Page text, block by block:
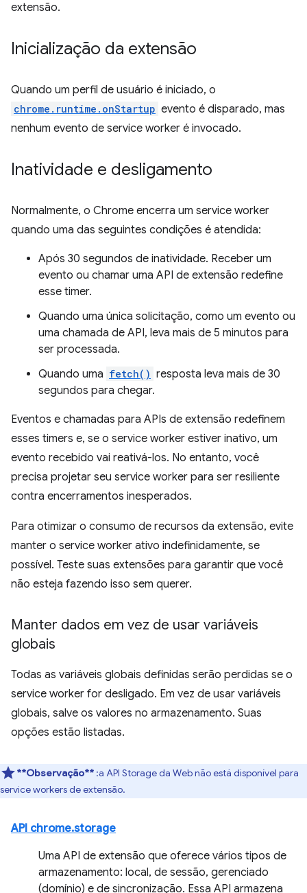
extensão.
Inicialização da extensão
Quando um perfil de usuário é iniciado, o
chrome.runtime.onStartup evento é disparado, mas
nenhum evento de service worker é invocado.
Inatividade e desligamento
Normalmente, o Chrome encerra um service worker
quando uma das seguintes condições é atendida:
Após 30 segundos de inatividade. Receber um
evento ou chamar uma API de extensão redefine
esse timer.
Quando uma única solicitação, como um evento ou
uma chamada de API, leva mais de 5 minutos para
ser processada.
Quando uma fetch() resposta leva mais de 30
segundos para chegar.
Eventos e chamadas para APIs de extensão redefinem
esses timers e, se o service worker estiver inativo, um
evento recebido vai reativá-los. No entanto, você
precisa projetar seu service worker para ser resiliente
contra encerramentos inesperados.
Para otimizar o consumo de recursos da extensão, evite
manter o service worker ativo indefinidamente, se
possível. Teste suas extensões para garantir que você
não esteja fazendo isso sem querer.
Manter dados em vez de usar variáveis
globais
Todas as variáveis globais definidas serão perdidas se o
service worker for desligado. Em vez de usar variáveis
globais, salve os valores no armazenamento. Suas
opções estão listadas.
**Observação** :a API Storage da Web não está disponível para
service workers de extensão.
API chrome.storage
Uma API de extensão que oferece vários tipos de
armazenamento: local, de sessão, gerenciado
(domínio) e de sincronização. Essa API armazena